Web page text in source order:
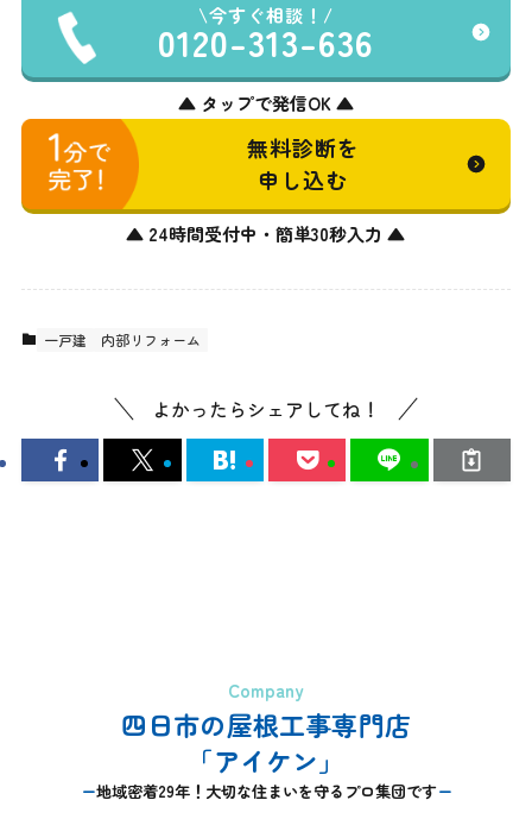
今すぐ相談！
0120-313-636
▲ タップで発信OK ▲
無料診断を
申し込む
▲ 24時間受付中・簡単30秒入力 ▲
一戸建 内部リフォーム
よかったらシェアしてね！
Company
四日市の屋根工事専門店
「アイケン」
地域密着29年！大切な住まいを守るプロ集団です